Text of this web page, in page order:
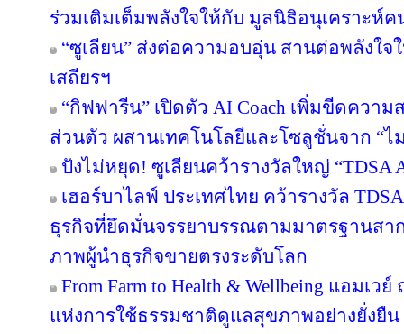
ร่วมเติมเต็มพลังใจให้กับ มูลนิธิอนุเคราะห์ค
“ซูเลียน” ส่งต่อความอบอุ่น สานต่อพลังใจใ
เสถียรฯ
“กิฟฟารีน” เปิดตัว AI Coach เพิ่มขีดควา
ส่วนตัว ผสานเทคโนโลยีและโซลูชั่นจาก “
ปังไม่หยุด! ซูเลียนคว้ารางวัลใหญ่ “TDSA
เฮอร์บาไลฟ์ ประเทศไทย คว้ารางวัล
ธุรกิจที่ยึดมั่นจรรยาบรรณตามมาตรฐานสา
ภาพผู้นำธุรกิจขายตรงระดับโลก
From Farm to Health & Wellbeing แอมเ
แห่งการใช้ธรรมชาติดูแลสุขภาพอย่างยั่งยืน